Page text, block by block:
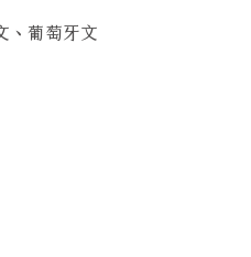
、葡萄牙文